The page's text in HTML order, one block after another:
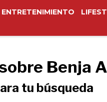
ENTRETENIMIENTO
Benja
tu búsqueda